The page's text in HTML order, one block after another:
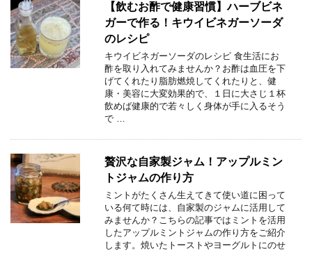
【飲むお酢で健康習慣】ハーブビネ
ガーで作る！キウイビネガーソーダ
のレシピ
キウイビネガーソーダのレシピ 食生活にお
酢を取り入れてみませんか？お酢は血圧を下
げてくれたり脂肪燃焼してくれたりと、健
康・美容に大変効果的で、１日に大さじ１杯
飲めば健康的で若々しく身体が手に入るそう
で …
贅沢な自家製ジャム！アップルミン
トジャムの作り方
ミントがたくさん生えてきて使い道に困って
いる何て時には、自家製のジャムに活用して
みませんか？こちらの記事ではミントを活用
したアップルミントジャムの作り方をご紹介
します。焼いたトーストやヨーグルトにのせ